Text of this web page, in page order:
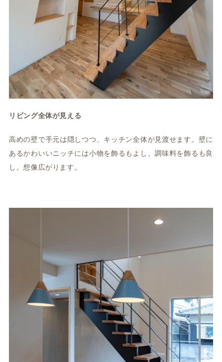
リビング全体が見える
高めの壁で手元は隠しつつ、キッチン全体が見渡せます。壁に
あるかわいいニッチには小物を飾るもよし、調味料を飾るも良
し。想像広がります。